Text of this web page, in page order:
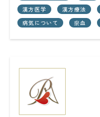
漢方医学
漢方療法
病気について
瘀血